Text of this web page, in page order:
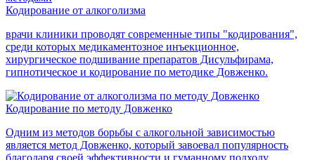
Кодирование от алкоголизма
врачи клиники проводят современные типы "кодирования",
среди которых медикаментозное инъекционное,
хирургическое подшивание препаратов Дисульфирама,
гипнотическое и кодирование по методике Довженко.
Кодирование по методу Довженко
Одним из методов борьбы с алкогольной зависимостью
является метод Довженко, который завоевал популярность